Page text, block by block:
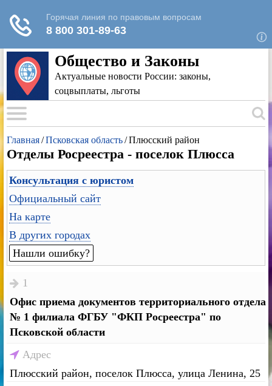
Общество и Законы
Актуальные новости России: законы,
соцвыплаты, льготы
Главная/Псковская область/Плюсский район
Отделы Росреестра - поселок Плюсса
Консультация с юристом
Официальный сайт
На карте
В других городах
Нашли ошибку?
1
Офис приема документов территориального отдела
№ 1 филиала ФГБУ "ФКП Росреестра" по
Псковской области
Адрес
Плюсский район, поселок Плюсса, улица Ленина, 25
Для любых предложений по сайту: rk-
reestr@cp9.ru